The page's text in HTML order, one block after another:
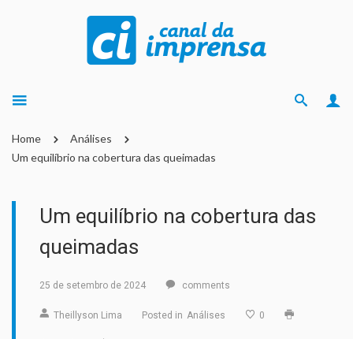
Home
Análises
Um equilíbrio na cobertura das queimadas
Um equilíbrio na cobertura das
queimadas
25 de setembro de 2024 comments
Theillyson Lima Posted in Análises 0